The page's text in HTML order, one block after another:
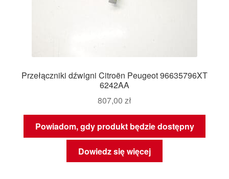
Przełączniki dźwigni Citroën Peugeot 96635796XT
6242AA
807,00 zł
Powiadom, gdy produkt będzie dostępny
Dowiedz się więcej